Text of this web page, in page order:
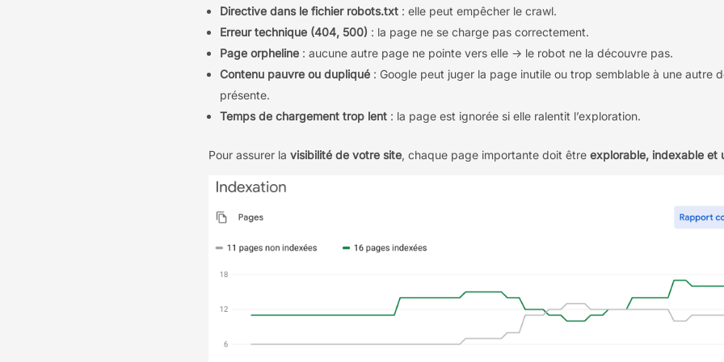
Directive dans le fichier robots.txt: elle peut empêcher le crawl.
Erreur technique (404, 500): la page ne se charge pas correctement.
Page orpheline: aucune autre page ne pointe vers elle → le robot ne la découvre pas.
Contenu pauvre ou dupliqué: Google peut juger la page inutile ou trop semblable à une autre
présente.
Temps de chargement trop lent: la page est ignorée si elle ralentit l’exploration.
Pour assurer la visibilité de votre site, chaque page importante doit être explorable, indexable et